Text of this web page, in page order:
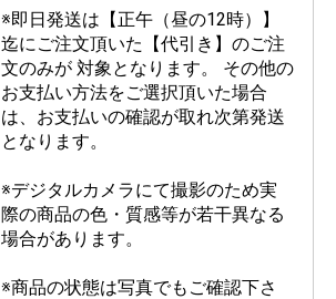
※即日発送は【正午（昼の12時）】
迄にご注文頂いた【代引き】のご注
文のみが 対象となります。 その他の
お支払い方法をご選択頂いた場合
は、お支払いの確認が取れ次第発送
となります。
※デジタルカメラにて撮影のため実
際の商品の色・質感等が若干異なる
場合があります。
※商品の状態は写真でもご確認下さ